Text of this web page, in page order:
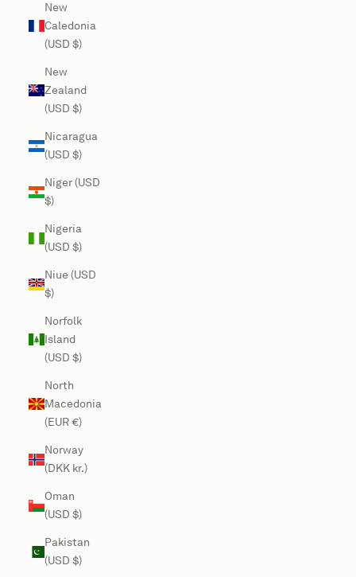
New
Caledonia
(USD $)
New
Zealand
(USD $)
Nicaragua
(USD $)
Niger (USD
$)
Nigeria
(USD $)
Niue (USD
$)
Norfolk
Island
(USD $)
North
Macedonia
(EUR €)
Norway
(DKK kr.)
Oman
(USD $)
Pakistan
(USD $)